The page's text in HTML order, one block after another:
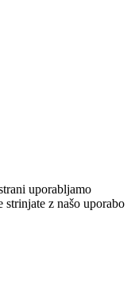
uporabljamo
strinjate z našo uporabo